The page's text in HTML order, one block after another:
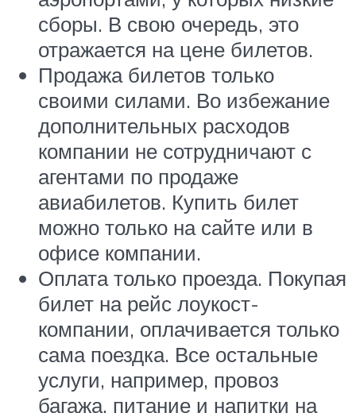
сборы. В свою очередь, это
отражается на цене билетов.
Продажа билетов только
своими силами. Во избежание
дополнительных расходов
компании не сотрудничают с
агентами по продаже
авиабилетов. Купить билет
можно только на сайте или в
офисе компании.
Оплата только проезда. Покупая
билет на рейс лоукост-
компании, оплачивается только
сама поездка. Все остальные
услуги, например, провоз
багажа, питание и напитки на